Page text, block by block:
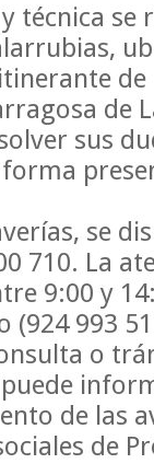
técnica se
de
sus
forma
se
710. La
9:00 y
(924 993
o
de las
de